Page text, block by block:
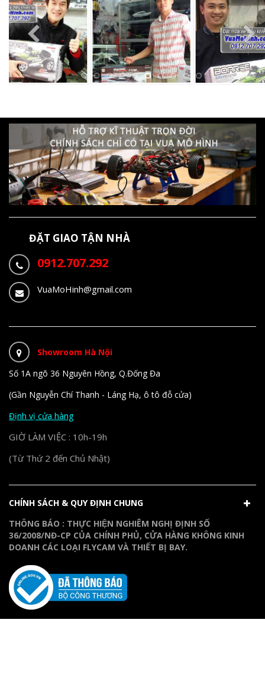
ĐẶT GIAO TẬN NHÀ
0912.707.292
VuaMoHinh@gmail.com
Showroom Hà Nội
Số 1A ngõ 36 Nguyên Hồng, Q.Đống Đa
(Gần Nguyễn Chí Thanh - Láng Hạ, ô tô đỗ cửa)
Định vị cửa hàng
GIỜ LÀM VIỆC : 10h-19h
(Từ Thứ 2 đến Chủ Nhật)
CHÍNH SÁCH & QUY ĐỊNH CHUNG
THÔNG BÁO : THỰC HIỆN NGHIÊM NGHỊ ĐỊNH SỐ
36/2008/NĐ-CP CỦA CHÍNH PHỦ, CỬA HÀNG KHÔNG KINH
DOANH CÁC LOẠI FLYCAM VÀ THIẾT BỊ BAY.